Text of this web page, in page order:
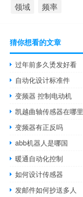
领域 频率
猜你想看的文章
过年前多久烫发好看
自动化设计标准件
变频器 控制电动机
凯越曲轴传感器在哪里
变频器有正反吗
abb机器人是哪国
暖通自动化控制
如何设计传感器
发邮件如何抄送多人